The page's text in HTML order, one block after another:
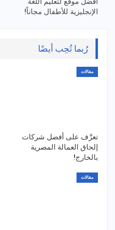
الإنجليزية للأطفال مجاناً!
رُبما تُحِب أيضًا
مقالات
تعرَّف على أفضل شركات
إلحاق العمالة المصرية
بالخارج!
مقالات